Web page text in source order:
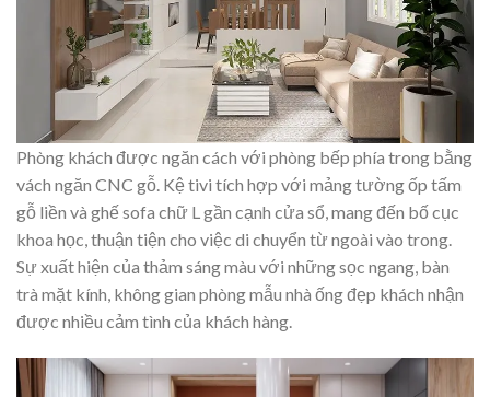
Phòng khách được ngăn cách với phòng bếp phía trong bằng
vách ngăn CNC gỗ. Kệ tivi tích hợp với mảng tường ốp tấm
gỗ liền và ghế sofa chữ L gần cạnh cửa sổ, mang đến bố cục
khoa học, thuận tiện cho việc di chuyển từ ngoài vào trong.
Sự xuất hiện của thảm sáng màu với những sọc ngang, bàn
trà mặt kính, không gian phòng mẫu nhà ống đẹp khách nhận
được nhiều cảm tình của khách hàng.